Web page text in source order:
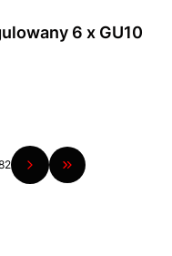
6 x GU10
z produktamiPrzejdź do